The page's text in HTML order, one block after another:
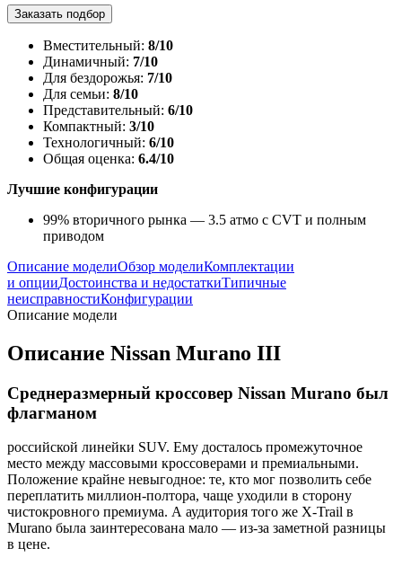
Заказать подбор
Вместительный: 8/10
Динамичный: 7/10
Для бездорожья: 7/10
Для семьи: 8/10
Представительный: 6/10
Компактный: 3/10
Технологичный: 6/10
Общая оценка: 6.4/10
Лучшие конфигурации
99% вторичного рынка — 3.5 атмо с CVT и полным
приводом
Описание моделиОбзор моделиКомплектации
и опцииДостоинства и недостаткиТипичные
неисправностиКонфигурации
Описание модели
Описание Nissan Murano III
Среднеразмерный кроссовер Nissan Murano был
флагманом
российской линейки SUV. Ему досталось промежуточное
место между массовыми кроссоверами и премиальными.
Положение крайне невыгодное: те, кто мог позволить себе
переплатить миллион-полтора, чаще уходили в сторону
чистокровного премиума. А аудитория того же X-Trail в
Murano была заинтересована мало — из-за заметной разницы
в цене.